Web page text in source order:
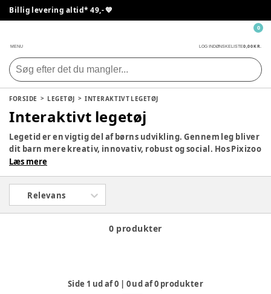
Billig levering altid* 49,- 💙
MENU LOG INDØNSKELISTE0,00 KR.
0
FORSIDE LEGETØJ INTERAKTIVT LEGETØJ
Interaktivt legetøj
Legetid er en vigtig del af børns udvikling. Gennem leg bliver
dit barn mere kreativ, innovativ, robust og social. Hos Pixizoo
har vi samlet det bedste legetøj til både babyer og børn.
barn her.
Læs mere
Relevans
0 produkter
Side 1 ud af0 | 0ud af0 produkter